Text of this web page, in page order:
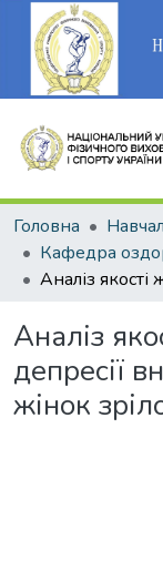
Головна
Аналіз
депресії
жінок